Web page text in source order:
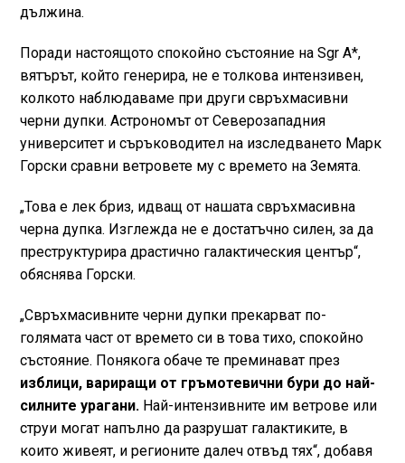
дължина.
Поради настоящото спокойно състояние на Sgr A*,
вятърът, който генерира, не е толкова интензивен,
колкото наблюдаваме при други свръхмасивни
черни дупки. Астрономът от Северозападния
университет и съръководител на изследването Марк
Горски сравни ветровете му с времето на Земята.
„Това е лек бриз, идващ от нашата свръхмасивна
черна дупка. Изглежда не е достатъчно силен, за да
преструктурира драстично галактическия център“,
обяснява Горски.
„Свръхмасивните черни дупки прекарват по-
голямата част от времето си в това тихо, спокойно
състояние. Понякога обаче те преминават през
изблици, вариращи от гръмотевични бури до най-
силните урагани.Най-интензивните им ветрове или
струи могат напълно да разрушат галактиките, в
които живеят, и регионите далеч отвъд тях“, добавя